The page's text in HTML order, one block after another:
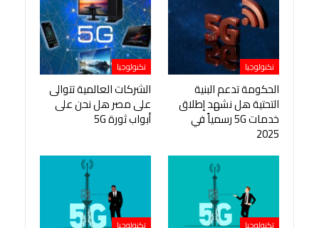
تكنولوجيا
الحكومة تدعم البنية
التحتية هل نشهد إطلاق
خدمات 5G رسمياً في
2025
تكنولوجيا
الشركات العالمية تتوالى
على مصر هل نحن على
أبواب ثورة 5G
تكنولوجيا تكنولوجيا